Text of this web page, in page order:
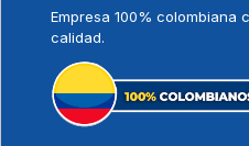
Empresa 100% colombiana
calidad.